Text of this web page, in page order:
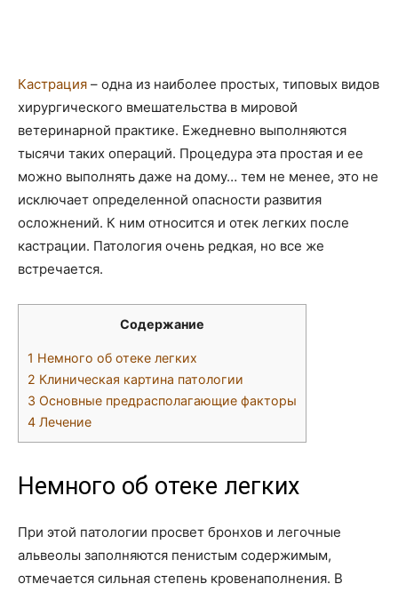
Кастрация – одна из наиболее простых, типовых видов
хирургического вмешательства в мировой
ветеринарной практике. Ежедневно выполняются
тысячи таких операций. Процедура эта простая и ее
можно выполнять даже на дому… тем не менее, это не
исключает определенной опасности развития
осложнений. К ним относится и отек легких после
кастрации. Патология очень редкая, но все же
встречается.
Содержание
1 Немного об отеке легких
2 Клиническая картина патологии
3 Основные предрасполагающие факторы
4 Лечение
Немного об отеке легких
При этой патологии просвет бронхов и легочные
альвеолы заполняются пенистым содержимым,
отмечается сильная степень кровенаполнения. В